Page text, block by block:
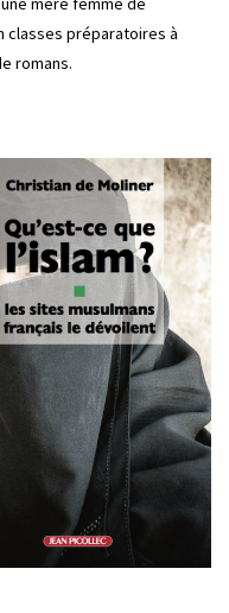
classes préparatoires à
romans.